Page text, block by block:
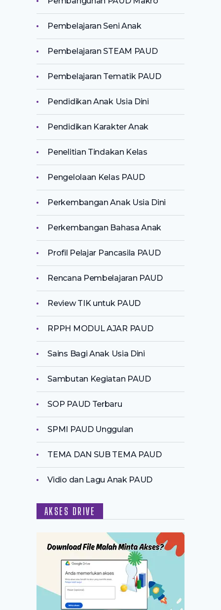
Pembelajaran Seni Anak
Pembelajaran STEAM PAUD
Pembelajaran Tematik PAUD
Pendidikan Anak Usia Dini
Pendidikan Karakter Anak
Penelitian Tindakan Kelas
Pengelolaan Kelas PAUD
Perkembangan Anak Usia Dini
Perkembangan Bahasa Anak
Profil Pelajar Pancasila PAUD
Rencana Pembelajaran PAUD
Review TIK untuk PAUD
RPPH MODUL AJAR PAUD
Sains Bagi Anak Usia Dini
Sambutan Kegiatan PAUD
SOP PAUD Terbaru
SPMI PAUD Unggulan
TEMA DAN SUB TEMA PAUD
Vidio dan Lagu Anak PAUD
AKSES DRIVE